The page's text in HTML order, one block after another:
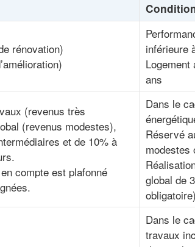
rénovation)
inférieure
Logement
ans
(revenus très
(revenus modestes),
et de 10% à
compte est plafonné
Dans le
Réservé
modestes
global de
obligatoire)
Dans le
travaux